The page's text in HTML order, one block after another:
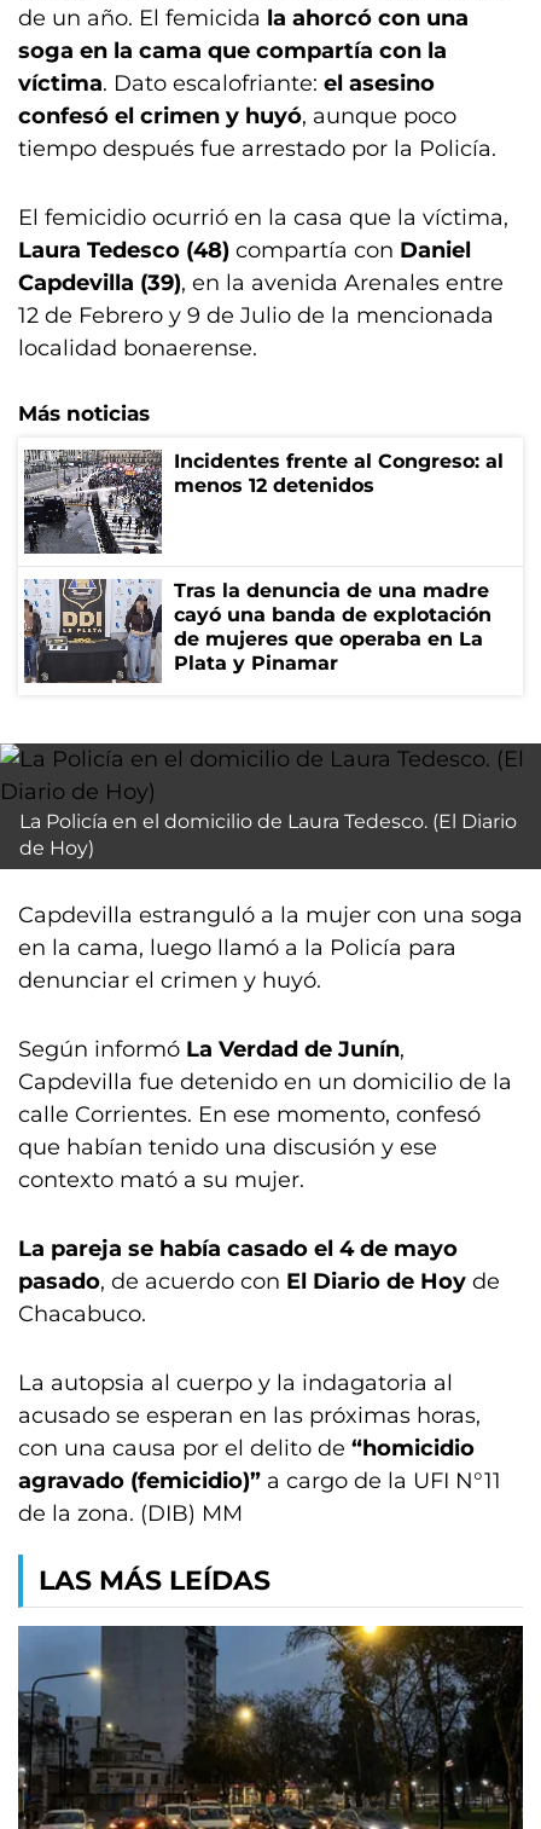
de un año. El femicida la ahorcó con una
soga en la cama que compartía con la
víctima. Dato escalofriante: el asesino
confesó el crimen y huyó, aunque poco
tiempo después fue arrestado por la Policía.
El femicidio ocurrió en la casa que la víctima,
Laura Tedesco (48) compartía con Daniel
Capdevilla (39), en la avenida Arenales entre
12 de Febrero y 9 de Julio de la mencionada
localidad bonaerense.
Más noticias
Incidentes frente al Congreso: al
menos 12 detenidos
Tras la denuncia de una madre
cayó una banda de explotación
de mujeres que operaba en La
Plata y Pinamar
La Policía en el domicilio de Laura Tedesco. (El Diario
de Hoy)
Capdevilla estranguló a la mujer con una soga
en la cama, luego llamó a la Policía para
denunciar el crimen y huyó.
Según informó La Verdad de Junín,
Capdevilla fue detenido en un domicilio de la
calle Corrientes. En ese momento, confesó
que habían tenido una discusión y ese
contexto mató a su mujer.
La pareja se había casado el 4 de mayo
pasado, de acuerdo con El Diario de Hoy de
Chacabuco.
La autopsia al cuerpo y la indagatoria al
acusado se esperan en las próximas horas,
con una causa por el delito de “homicidio
agravado (femicidio)” a cargo de la UFI N°11
de la zona. (DIB) MM
LAS MÁS LEÍDAS